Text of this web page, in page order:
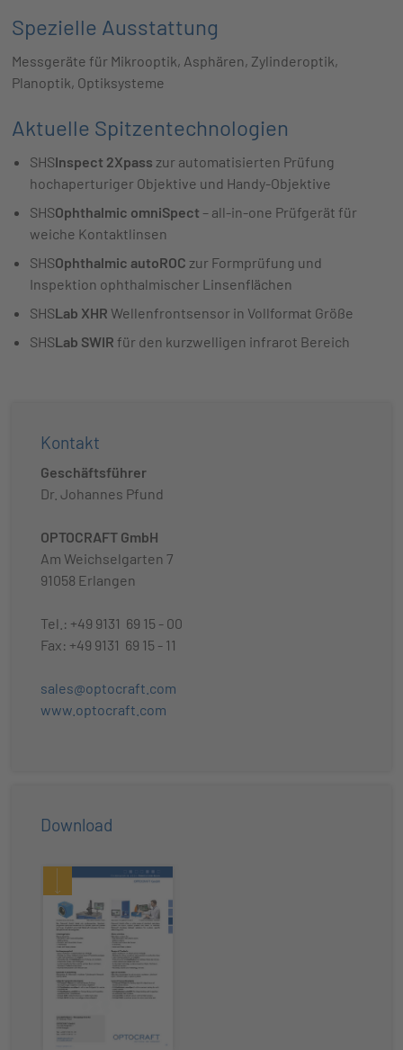
Spezielle Ausstattung
Messgeräte für Mikrooptik, Asphären, Zylinderoptik,
Planoptik, Optiksysteme
Aktuelle Spitzentechnologien
SHSInspect 2Xpass zur automatisierten Prüfung
hochaperturiger Objektive und Handy-Objektive
SHSOphthalmic omniSpect – all-in-one Prüfgerät für
weiche Kontaktlinsen
SHSOphthalmic autoROC zur Formprüfung und
Inspektion ophthalmischer Linsenflächen
SHSLab XHR Wellenfrontsensor in Vollformat Größe
SHSLab SWIR für den kurzwelligen infrarot Bereich
Kontakt
Geschäftsführer
Dr. Johannes Pfund
OPTOCRAFT GmbH
Am Weichselgarten 7
91058 Erlangen
Tel.: +49 9131 69 15 - 00
Fax: +49 9131 69 15 - 11
sales@optocraft.com
www.optocraft.com
Download